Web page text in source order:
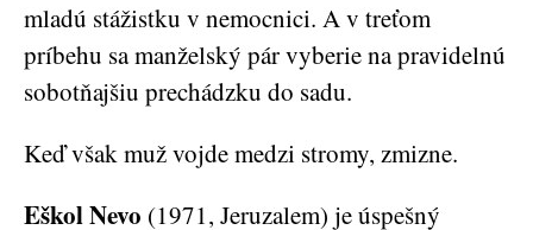
mladú stážistku v nemocnici. A v treťom
príbehu sa manželský pár vyberie na pravidelnú
sobotňajšiu prechádzku do sadu.
Keď však muž vojde medzi stromy, zmizne.
Eškol Nevo (1971, Jeruzalem) je úspešný